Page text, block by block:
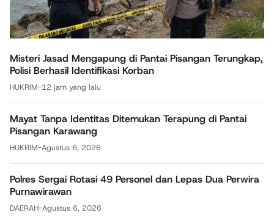
Misteri Jasad Mengapung di Pantai Pisangan Terungkap,
Polisi Berhasil Identifikasi Korban
HUKRIM-12 jam yang lalu
Mayat Tanpa Identitas Ditemukan Terapung di Pantai
Pisangan Karawang
HUKRIM-Agustus 6, 2026
Polres Sergai Rotasi 49 Personel dan Lepas Dua Perwira
Purnawirawan
DAERAH-Agustus 6, 2026